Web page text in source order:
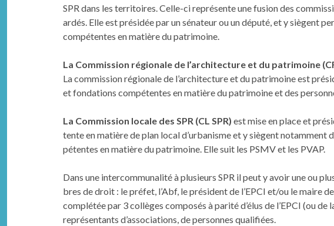
SPR dans les territoires. Celle-ci représente une fusion des
ardés. Elle est présidée par un séna­teur ou un député, et y siè­gent
com­pé­tentes en matière du pat­ri­moine.
La Commission régionale de l’architecture et du patrimoine
La com­mis­sion régionale de l’architecture et du pat­ri­moine est
et fon­da­tions com­pé­tentes en matière du pat­ri­moine et des
La Com­mis­sion locale des SPR (CL SPR) est mise en place et
tente en matière de plan local d’urbanisme et y siè­gent
pé­tentes en matière du pat­ri­moine. Elle suit les PSMV et les PVAP.
Dans une inter­com­mu­nal­ité à plusieurs SPR il peut y avoir une ou
bres de droit : le préfet, l’Abf, le prési­dent de l’EPCI et/ou le maire
com­plétée par 3 col­lèges com­posés à par­ité d’élus de l’EPCI (ou
représen­tants d’associations, de per­son­nes qualifiées.